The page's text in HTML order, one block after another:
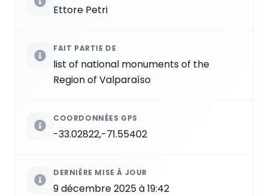
Ettore Petri
FAIT PARTIE DE
list of national monuments of the
Region of Valparaíso
COORDONNÉES GPS
-33.02822,-71.55402
DERNIÈRE MISE À JOUR
9 décembre 2025 à 19:42